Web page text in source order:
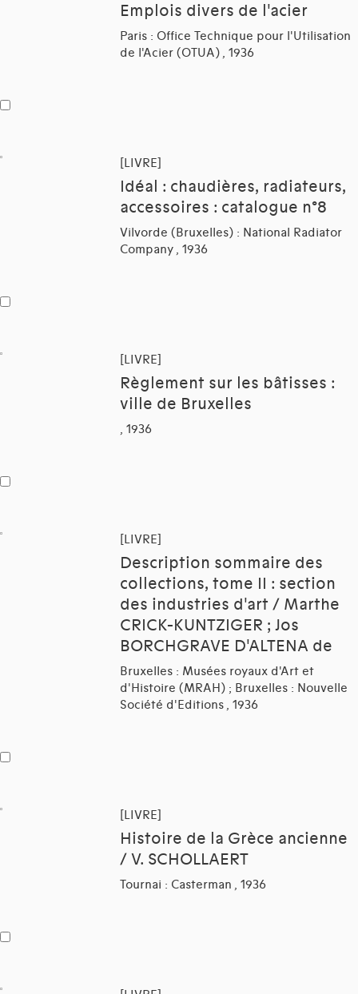
Emplois divers de l'acier
Paris : Office Technique pour l'Utilisation
de l'Acier (OTUA) , 1936
[LIVRE]
Idéal : chaudières, radiateurs,
accessoires : catalogue n°8
Vilvorde (Bruxelles) : National Radiator
Company , 1936
[LIVRE]
Règlement sur les bâtisses :
ville de Bruxelles
, 1936
[LIVRE]
Description sommaire des
collections, tome II : section
des industries d'art / Marthe
CRICK-KUNTZIGER ; Jos
BORCHGRAVE D'ALTENA de
Bruxelles : Musées royaux d'Art et
d'Histoire (MRAH) ; Bruxelles : Nouvelle
Société d'Editions , 1936
[LIVRE]
Histoire de la Grèce ancienne
/ V. SCHOLLAERT
Tournai : Casterman , 1936